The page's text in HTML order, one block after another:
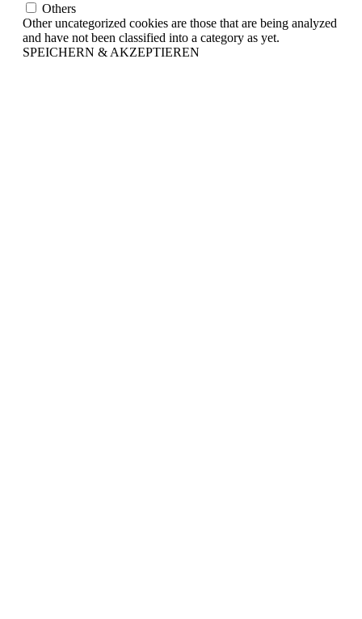
Others
Other uncategorized cookies are those that are being analyzed
and have not been classified into a category as yet.
SPEICHERN & AKZEPTIEREN